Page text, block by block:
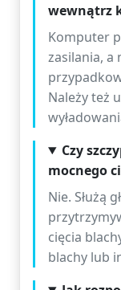
wewnątrz
Komputer
zasilania, a
Należy też
Czy
mocnego
Nie. Służą
cięcia
blachy lub